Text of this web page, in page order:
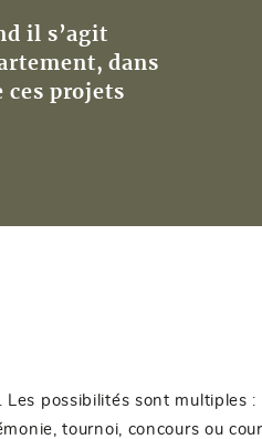
il s’agit
dans
ces projets
possibilités sont multiples
tournoi, concours ou